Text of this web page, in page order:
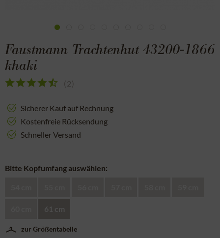
Faustmann Trachtenhut 43200-1866
khaki
( 2)
Sicherer Kauf auf Rechnung
Kostenfreie Rücksendung
Schneller Versand
Bitte Kopfumfang auswählen:
61 cm
zur Größentabelle